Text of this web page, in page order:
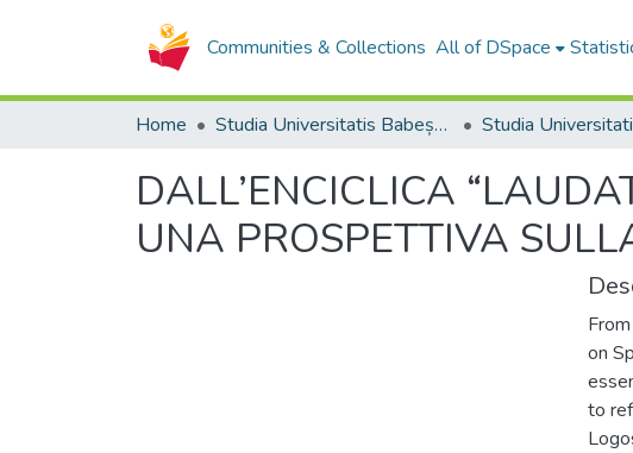
Communities & Collections All of DSpace
Home Studia Universitatis Babeș-Bolyai Collection
DALL’ENCICLICA
UNA PROSPETTIVA
on
to